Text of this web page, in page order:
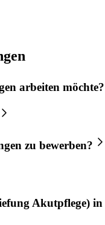
arbeiten möchte?
zu bewerben?
Akutpflege) in